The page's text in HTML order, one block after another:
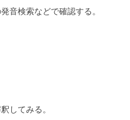
音検索などで確認する。
してみる。